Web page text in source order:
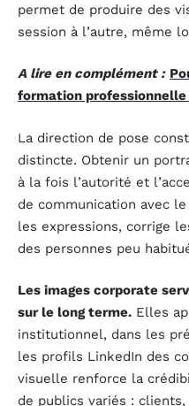
permet de produire des
session à l’autre, même
A lire en complément :
formation professionnelle
La direction de pose
distincte. Obtenir un
à la fois l’autorité et
de communication avec
les expressions, corrige
des personnes peu
Les images corporate
sur le long terme. Elles
institutionnel, dans les
les profils LinkedIn des
visuelle renforce la
de publics variés :